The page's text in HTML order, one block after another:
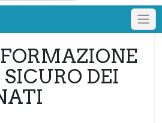
SICURO DEI